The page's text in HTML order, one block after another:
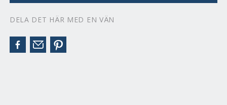
DELA DET HÄR MED EN VÄN